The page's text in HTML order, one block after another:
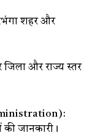
शहर और
और राज्य स्तर
की जानकारी।